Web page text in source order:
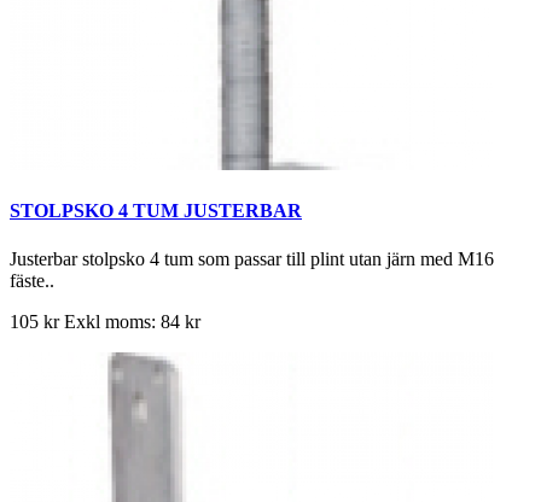
STOLPSKO 4 TUM JUSTERBAR
Justerbar stolpsko 4 tum som passar till plint utan järn med M16
fäste..
105 krExkl moms: 84 kr